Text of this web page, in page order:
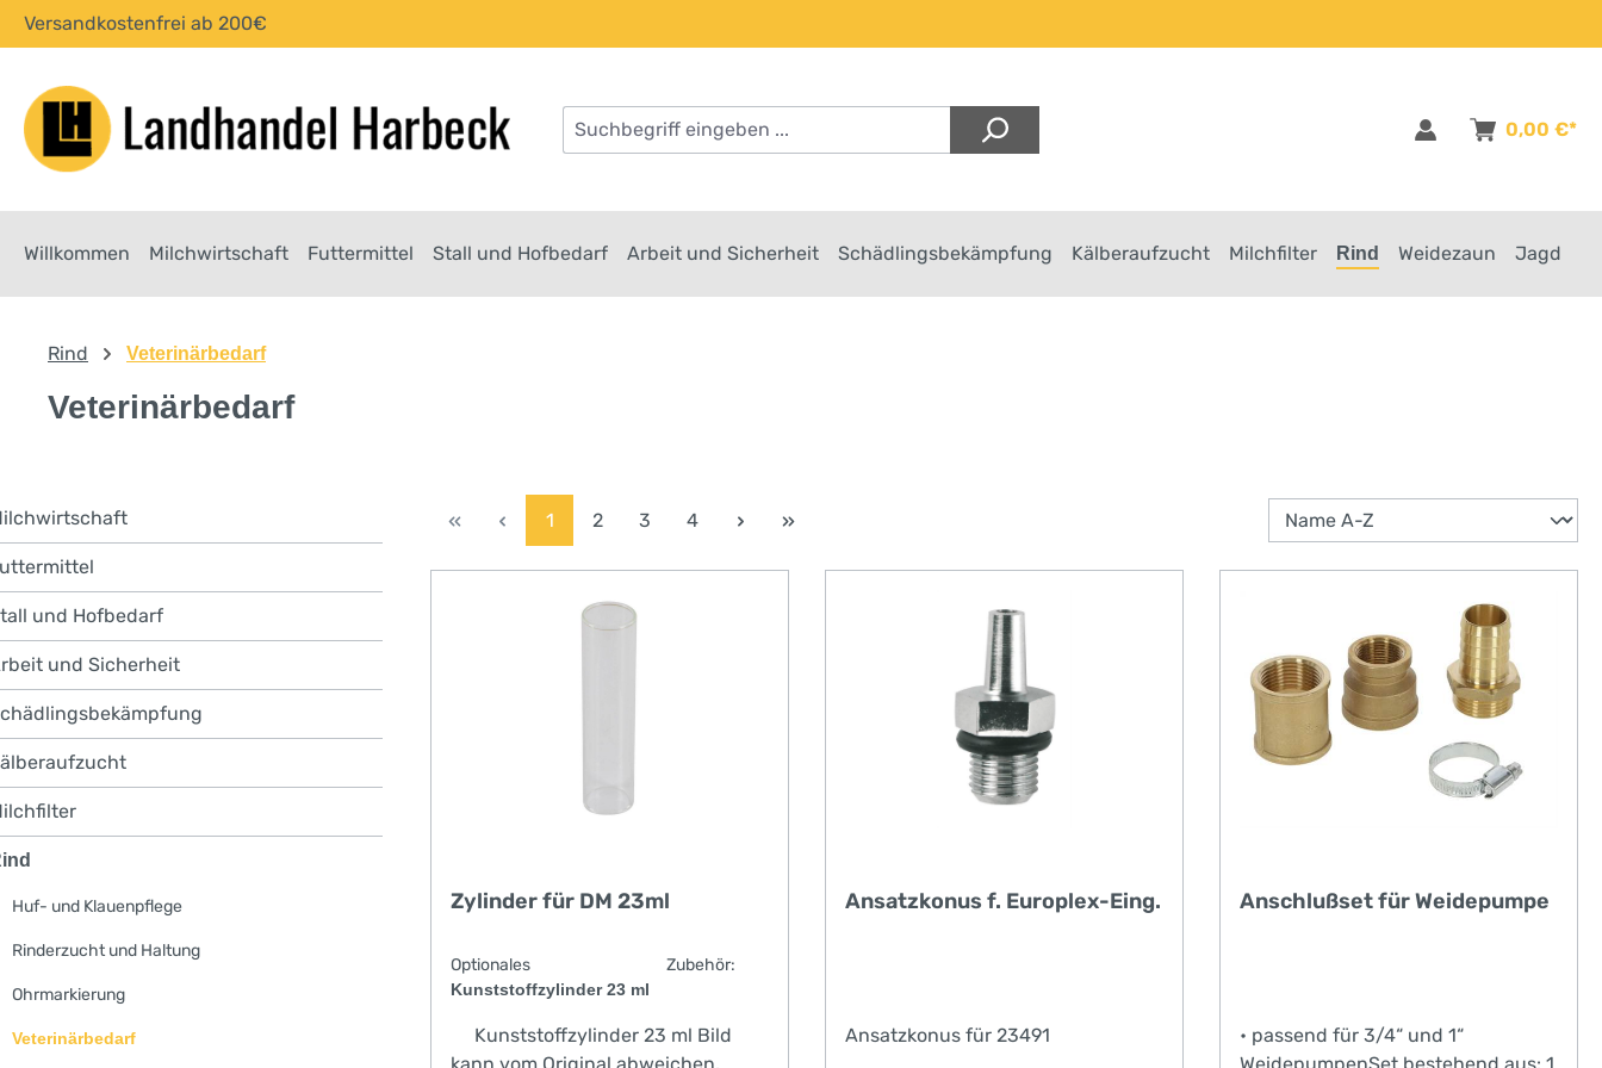
Zur Hauptnavigation springen
Versandkostenfrei ab 200€
0,00 €*
Willkommen Milchwirtschaft Futtermittel Stall und Hofbedarf Arbeit und Sicherheit Schädlingsbekämpfung Kälberaufzucht Milchfilter Rind Weidezaun Jagd
Rind Veterinärbedarf
Veterinärbedarf
und Hofbedarf
und Sicherheit
Huf- und Klauenpflege
Rinderzucht und Haltung
Ohrmarkierung
Veterinärbedarf
Seite
1 Seite
2 Seite
3 Seite
4
Zylinder für DM 23ml
Optionales Zubehör:
Kunststoffzylinder 23 ml
Kunststoffzylinder 23 ml Bild
Ansatzkonus f. Europlex-Eing.
Ansatzkonus für 23491
Anschlußset für Weidepumpe
• passend für 3/4“ und 1“